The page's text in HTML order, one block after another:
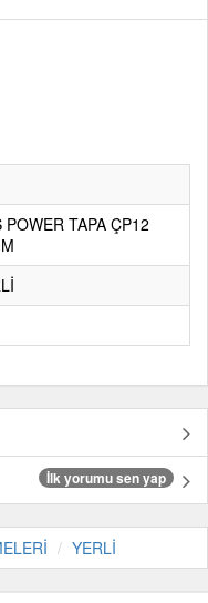
POWER TAPA ÇP12
İlk yorumu sen yap
YERLİ